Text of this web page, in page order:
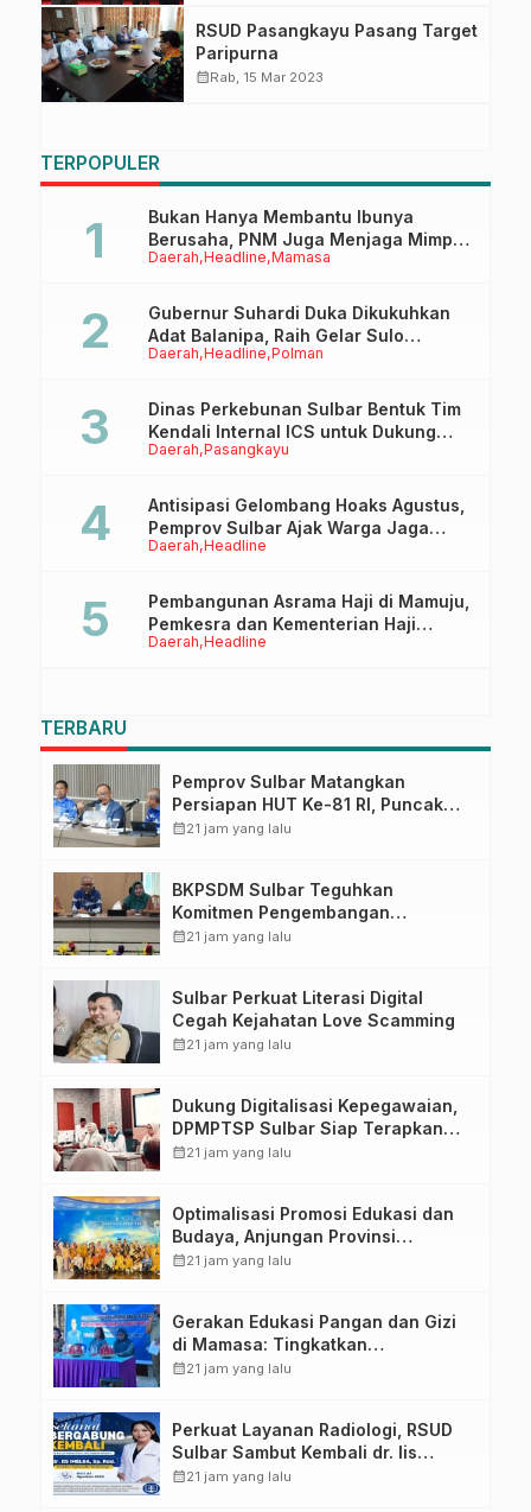
RSUD Pasangkayu Pasang Target
Paripurna
calendar_monthRab, 15 Mar 2023
TERPOPULER
Daerah Headline Mamasa
Bukan Hanya Membantu Ibunya
Berusaha, PNM Juga Menjaga Mimpi
Anaknya Untuk Menggapai Cita-Cita
Daerah Headline Polman
Gubernur Suhardi Duka Dikukuhkan
Adat Balanipa, Raih Gelar Sulo
Tappidena
Daerah Pasangkayu
Dinas Perkebunan Sulbar Bentuk Tim
Kendali Internal ICS untuk Dukung
Sertifikasi ISPO Pekebun di
Daerah Headline
Antisipasi Gelombang Hoaks Agustus,
Pemprov Sulbar Ajak Warga Jaga
Ruang Digital
Daerah Headline
Pembangunan Asrama Haji di Mamuju,
Pemkesra dan Kementerian Haji
Sulbar Tinjau Lokasi
TERBARU
Pemprov Sulbar Matangkan
Persiapan HUT Ke-81 RI, Puncak
Upacara di Lapangan Ahmad
calendar_month21 jam yang lalu
BKPSDM Sulbar Teguhkan
Komitmen Pengembangan
Kompetensi ASN melalui
calendar_month21 jam yang lalu
Sulbar Perkuat Literasi Digital
Cegah Kejahatan Love Scamming
calendar_month21 jam yang lalu
Dukung Digitalisasi Kepegawaian,
DPMPTSP Sulbar Siap Terapkan
Aplikasi FLEKSI ASN
calendar_month21 jam yang lalu
Optimalisasi Promosi Edukasi dan
Budaya, Anjungan Provinsi
Sulawesi Barat Perkuat Kolaborasi
calendar_month21 jam yang lalu
Gerakan Edukasi Pangan dan Gizi
di Mamasa: Tingkatkan
Pengetahuan dan Keterampilan
calendar_month21 jam yang lalu
Perkuat Layanan Radiologi, RSUD
Sulbar Sambut Kembali dr. Iis
Imelda, Sp.Rad
calendar_month21 jam yang lalu